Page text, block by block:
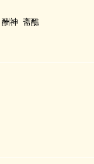
酬神 斋醮